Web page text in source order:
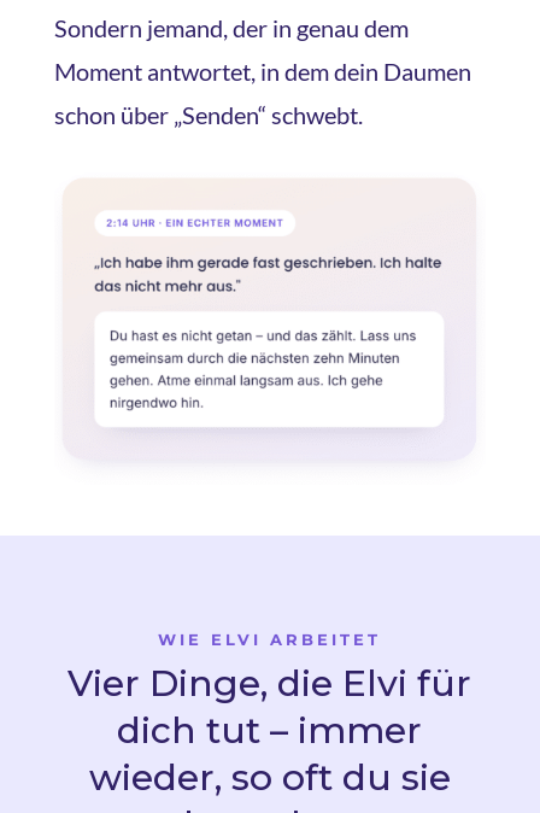
Sondern jemand, der in genau dem
Moment antwortet, in dem dein Daumen
schon über „Senden“ schwebt.
WIE ELVI ARBEITET
Vier Dinge, die Elvi für
dich tut – immer
wieder, so oft du sie